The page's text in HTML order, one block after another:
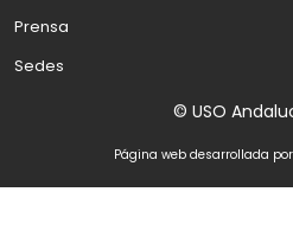
Prensa
Sedes
© USO
Página web desarrollada por